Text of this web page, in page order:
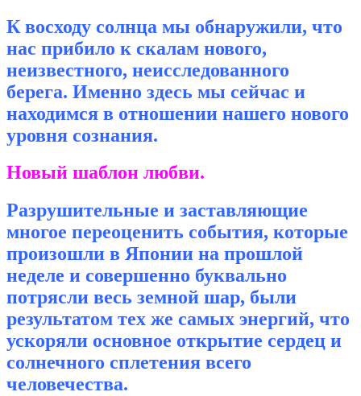
К восходу солнца мы обнаружили, что
нас прибило к скалам нового,
неизвестного, неисследованного
берега. Именно здесь мы сейчас и
находимся в отношении нашего нового
уровня сознания.
Новый шаблон любви.
Разрушительные и заставляющие
многое переоценить события, которые
произошли в Японии на прошлой
неделе и совершенно буквально
потрясли весь земной шар, были
результатом тех же самых энергий, что
ускоряли основное открытие сердец и
солнечного сплетения всего
человечества.